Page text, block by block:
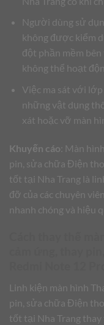
Người dùng sử
không được kiểm
đột phần mềm
không thể hoạt
Việc ma sát với
những vật dụng
xát hoặc vỡ màn
Khuyến cáo : Màn
pin, sửa chữa Điện
tốt tại Nha Trang là
đỡ của các chuyên
nhanh chóng và hiệu
Linh kiện màn hình
pin, sửa chữa Điện
tốt tại Nha Trang